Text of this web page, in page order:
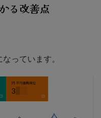
る改善点
っています。